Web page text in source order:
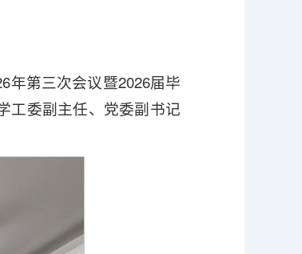
年第三次会议暨2026届毕
工委副主任、党委副书记